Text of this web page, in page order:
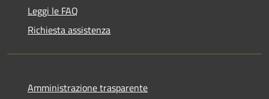
Leggi le FAQ
Richiesta assistenza
Amministrazione trasparente